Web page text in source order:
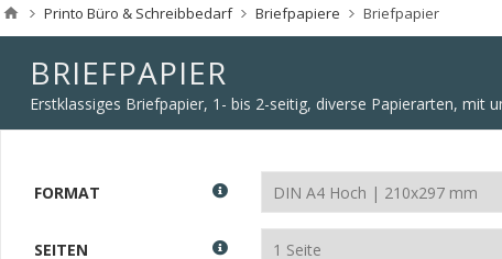
Printo Büro & Schreibbedarf Briefpapiere Briefpapier
BRIEFPAPIER
Erstklassiges Briefpapier, 1- bis 2-seitig, diverse Papierarten, mit
FORMAT
SEITEN